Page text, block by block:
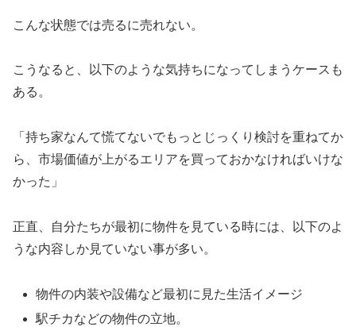
こんな状態では売るに売れない。
こうなると、以下のような気持ちになってしまうケースも
ある。
「持ち家なんて慌てないでもっとじっくり検討を重ねてか
ら、市場価値が上がるエリアを買っておかなければいけな
かった」
正直、自分たちが最初に物件を見ている時には、以下のよ
うな内容しか見ていない事が多い。
物件の内装や設備など最初に見た生活イメージ
駅チカなどの物件の立地。